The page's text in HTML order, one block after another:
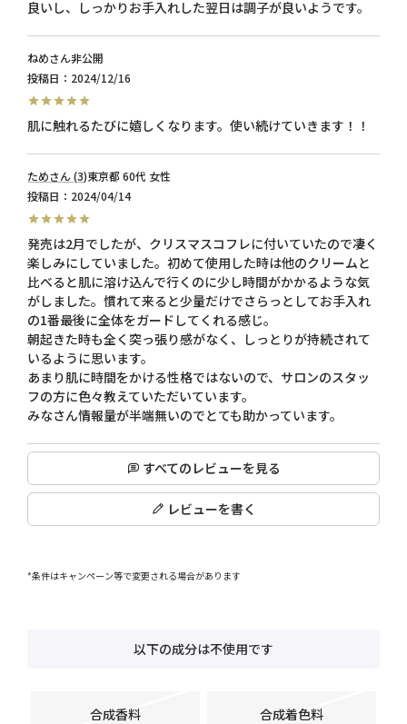
ねめ
非公開
投稿日
2024/12/16
肌に触れるたびに嬉しくなります。使い続けていきます！！
ため 3 東京都 60代 女性
投稿日
2024/04/14
発売は2月でしたが、クリスマスコフレに付いていたので凄く
楽しみにしていました。初めて使用した時は他のクリームと
比べると肌に溶け込んで行くのに少し時間がかかるような気
がしました。慣れて来ると少量だけでさらっとしてお手入れ
の1番最後に全体をガードしてくれる感じ。
朝起きた時も全く突っ張り感がなく、しっとりが持続されて
いるように思います。
あまり肌に時間をかける性格ではないので、サロンのスタッ
フの方に色々教えていただいています。
みなさん情報量が半端無いのでとても助かっています。
すべてのレビューを見る
レビューを書く
*条件はキャンペーン等で変更される場合があります
以下の成分は不使用です
合成香料 合成着色料